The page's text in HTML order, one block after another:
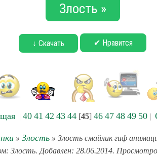
Злость »
↓ Скачать ✔ Нравится
| 40 41 42 43 44[45] 46 47 48 49 50|
» Злость» Злость смайлик гиф
Злость. Добавлен: 28.06.2014.